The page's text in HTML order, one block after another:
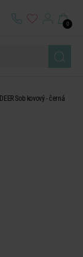
0
Sob kovový - černá